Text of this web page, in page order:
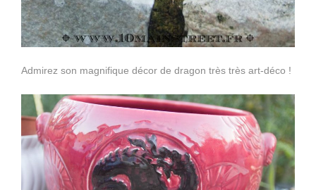
Admirez son magnifique décor de dragon très très art-déco !